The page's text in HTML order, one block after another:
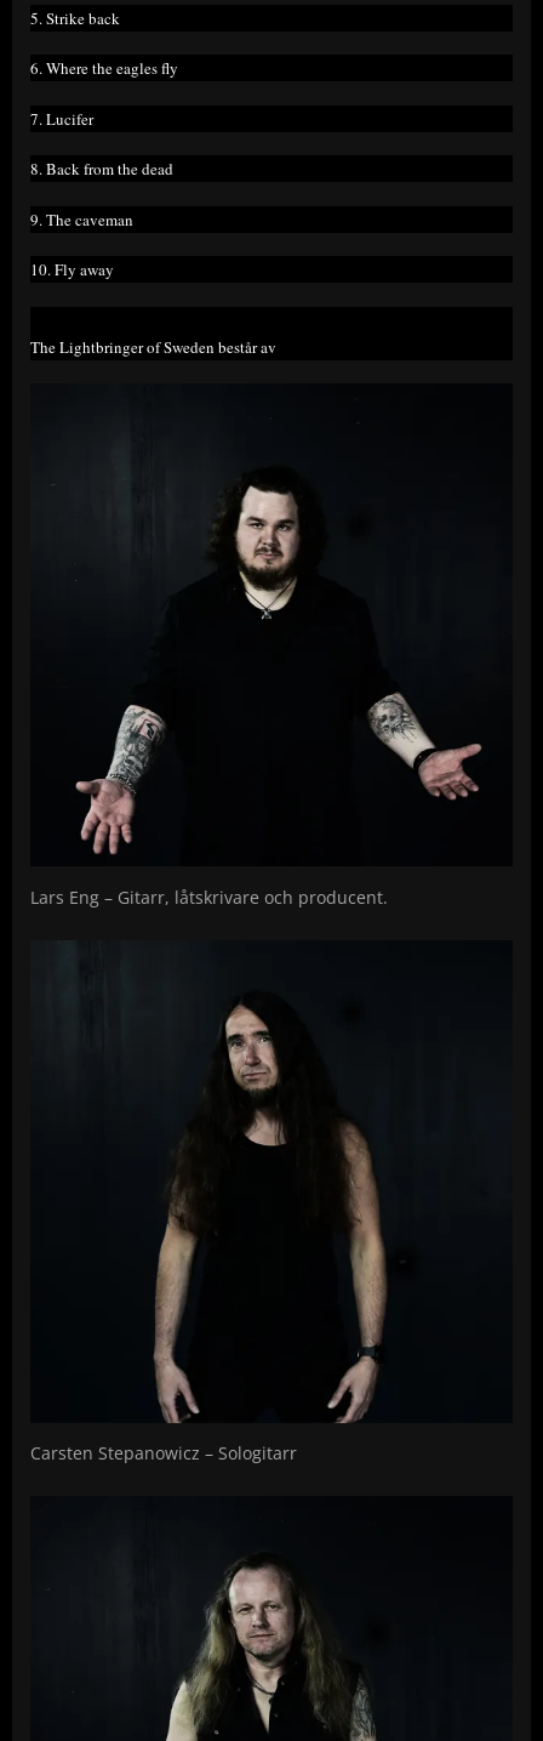
5. Strike back
6. Where the eagles fly
7. Lucifer
8. Back from the dead
9. The caveman
10. Fly away
The Lightbringer of Sweden består av
Lars Eng – Gitarr, låtskrivare och producent.
Carsten Stepanowicz – Sologitarr